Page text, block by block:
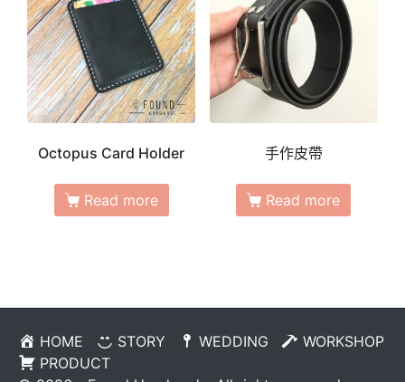
Octopus Card Holder
Read more
手作皮帶
Read more
HOME STORY WEDDING
WORKSHOP
PRODUCT